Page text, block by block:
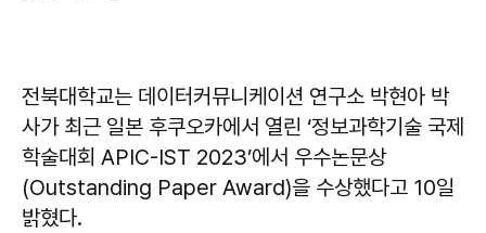
전북대학교는 데이터커뮤니케이션 연구소 박현아 박
사가 최근 일본 후쿠오카에서 열린 ‘정보과학기술 국제
학술대회 APIC-IST 2023’에서 우수논문상
(Outstanding Paper Award)을 수상했다고 10일
밝혔다.